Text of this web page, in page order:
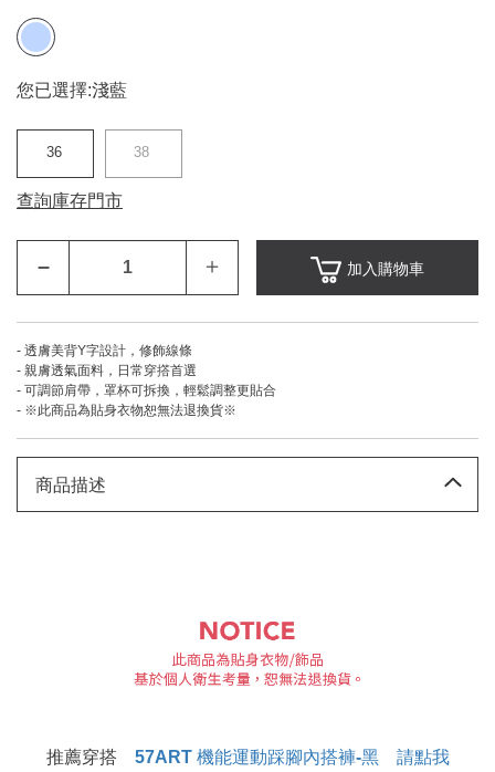
您已選擇:淺藍
36 38
查詢庫存門市
– ＋ 加入購物車
- 透膚美背Y字設計，修飾線條
- 親膚透氣面料，日常穿撘首選
- 可調節肩帶，罩杯可拆換，輕鬆調整更貼合
- ※此商品為貼身衣物恕無法退換貨※
商品描述
推薦穿搭 57ART 機能運動踩腳內搭褲-黑 請點我